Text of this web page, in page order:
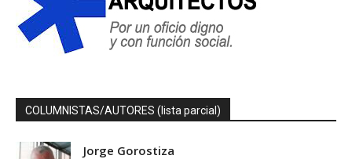
COLUMNISTAS/AUTORES (lista parcial)
Jorge Gorostiza